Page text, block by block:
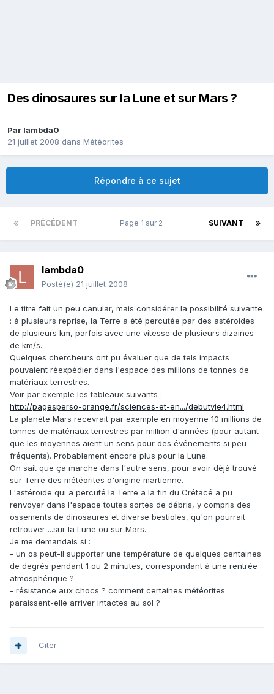
Des dinosaures sur la Lune et sur Mars ?
Par lambda0
21 juillet 2008 dans Météorites
Répondre à ce sujet
PRÉCÉDENT SUIVANT
Page 1 sur 2
lambda0
Posté(e) 21 juillet 2008
Le titre fait un peu canular, mais considérer la possibilité suivante
: à plusieurs reprise, la Terre a été percutée par des astéroides
de plusieurs km, parfois avec une vitesse de plusieurs dizaines
de km/s.
Quelques chercheurs ont pu évaluer que de tels impacts
pouvaient réexpédier dans l'espace des millions de tonnes de
matériaux terrestres.
Voir par exemple les tableaux suivants :
http://pagesperso-orange.fr/sciences-et-en.../debutvie4.html
La planète Mars recevrait par exemple en moyenne 10 millions de
tonnes de matériaux terrestres par million d'années (pour autant
que les moyennes aient un sens pour des événements si peu
fréquents). Probablement encore plus pour la Lune.
On sait que ça marche dans l'autre sens, pour avoir déjà trouvé
sur Terre des météorites d'origine martienne.
L'astéroide qui a percuté la Terre a la fin du Crétacé a pu
renvoyer dans l'espace toutes sortes de débris, y compris des
ossements de dinosaures et diverse bestioles, qu'on pourrait
retrouver ...sur la Lune ou sur Mars.
Je me demandais si :
- un os peut-il supporter une température de quelques centaines
de degrés pendant 1 ou 2 minutes, correspondant à une rentrée
atmosphérique ?
- résistance aux chocs ? comment certaines météorites
paraissent-elle arriver intactes au sol ?
Citer